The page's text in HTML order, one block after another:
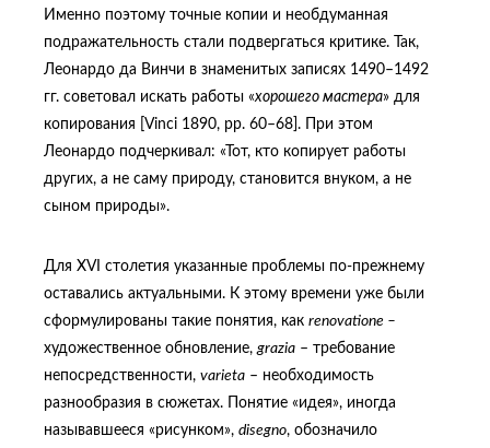
Именно поэтому точные копии и необдуманная
подражательность стали подвергаться критике. Так,
Леонардо да Винчи в знаменитых записях 1490–1492
гг. советовал искать работы «хорошего мастера» для
копирования [Vinci 1890, pp. 60–68]. При этом
Леонардо подчеркивал: «Тот, кто копирует работы
других, а не саму природу, становится внуком, а не
сыном природы».
Для XVI столетия указанные проблемы по-прежнему
оставались актуальными. К этому времени уже были
сформулированы такие понятия, как renovatione –
художественное обновление,grazia – требование
непосредственности, varieta – необходимость
разнообразия в сюжетах. Понятие «идея», иногда
называвшееся «рисунком», disegno, обозначило